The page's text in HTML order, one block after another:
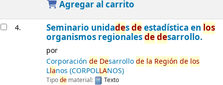
Agregar al carrito
4. Seminario unidadesdeestadística en los
organismos regionalesdedesarrollo.
por
Corporación de Desarrollode la Región de los
Llanos (CORPOLLANOS)
Tipodematerial:
Texto